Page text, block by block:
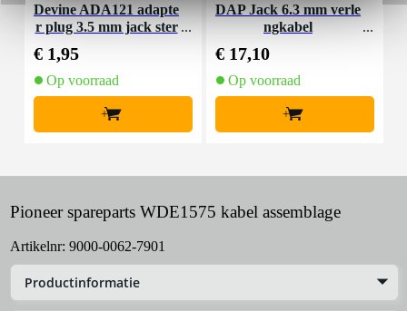
Devine ADA121 adapte
r plug 3.5 mm jack ster
€ 1,95
Op voorraad
+
DAP Jack 6.3 mm verle
ngkabel
€ 17,10
Op voorraad
+
Pioneer spareparts WDE1575 kabel assemblage
Artikelnr: 9000-0062-7901
Productinformatie